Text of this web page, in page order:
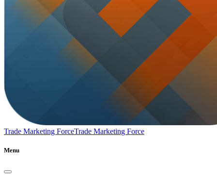
Trade Marketing ForceTrade Marketing Force
Menu